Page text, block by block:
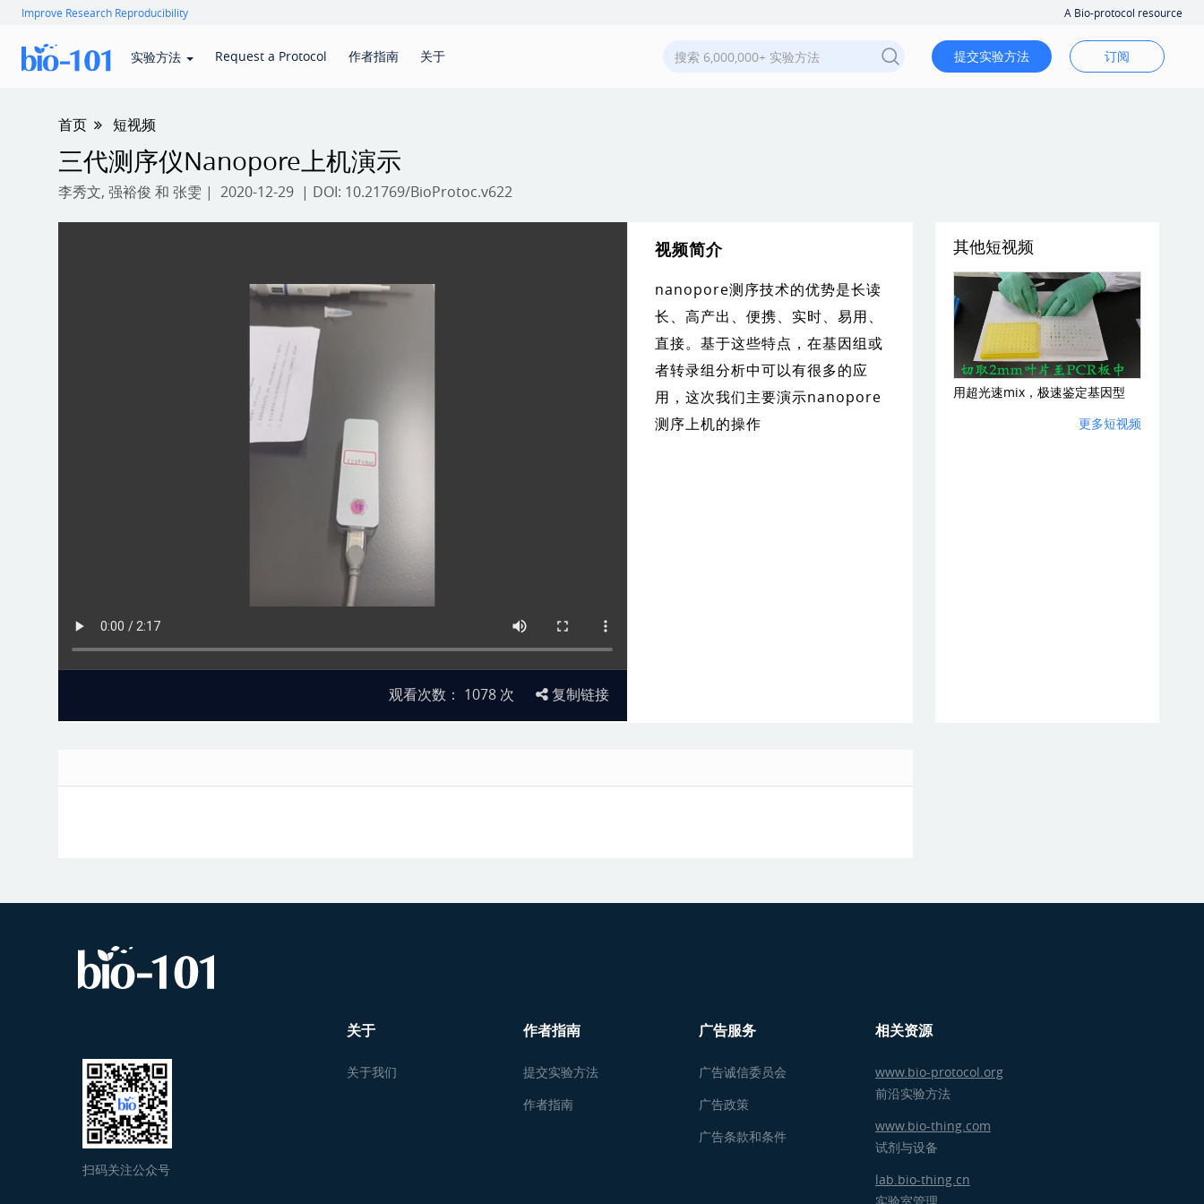
Improve Research Reproducibility A Bio-protocol resource
实验方法 Request a Protocol 作者指南 关于 提交实验方法 订阅
首页 短视频
三代测序仪Nanopore上机演示
李秀文, 强裕俊 和 张雯 | 2020-12-29 | DOI: 10.21769/BioProtoc.v622
其他短视频
用超光速mix，极速鉴定基因型
更多短视频
观看次数： 1078次 复制链接
视频简介
nanopore测序技术的优势是长读
长、高产出、便携、实时、易用、
直接。基于这些特点，在基因组或
者转录组分析中可以有很多的应
用，这次我们主要演示nanopore
测序上机的操作
扫码关注公众号
关于
关于我们
作者指南
提交实验方法
作者指南
广告服务
广告诚信委员会
广告政策
广告条款和条件
相关资源
www.bio-protocol.org
前沿实验方法
www.bio-thing.com
试剂与设备
lab.bio-thing.cn